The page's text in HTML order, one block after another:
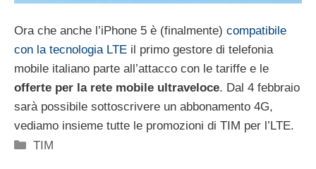
Ora che anche l’iPhone 5 è (finalmente) compatibile
con la tecnologia LTE il primo gestore di telefonia
mobile italiano parte all’attacco con le tariffe e le
offerte per la rete mobile ultraveloce. Dal 4 febbraio
sarà possibile sottoscrivere un abbonamento 4G,
vediamo insieme tutte le promozioni di TIM per l’LTE.
Categorie
TIM